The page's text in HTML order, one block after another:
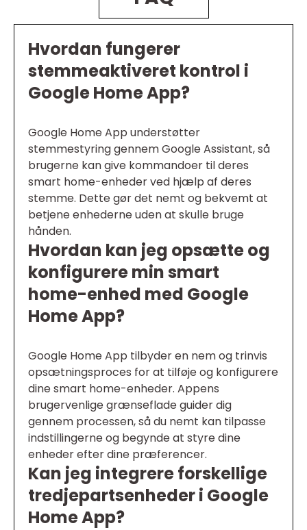
Hvordan fungerer
stemmeaktiveret kontrol i
Google Home App?
Google Home App understøtter
stemmestyring gennem Google Assistant, så
brugerne kan give kommandoer til deres
smart home-enheder ved hjælp af deres
stemme. Dette gør det nemt og bekvemt at
betjene enhederne uden at skulle bruge
hånden.
Hvordan kan jeg opsætte og
konfigurere min smart
home-enhed med Google
Home App?
Google Home App tilbyder en nem og trinvis
opsætningsproces for at tilføje og konfigurere
dine smart home-enheder. Appens
brugervenlige grænseflade guider dig
gennem processen, så du nemt kan tilpasse
indstillingerne og begynde at styre dine
enheder efter dine præferencer.
Kan jeg integrere forskellige
tredjepartsenheder i Google
Home App?